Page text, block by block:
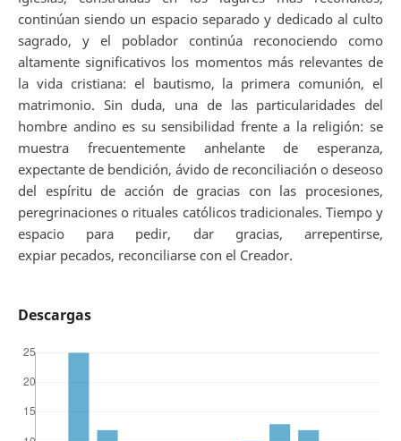
continúan siendo un espacio separado y dedicado al culto
sagrado, y el poblador continúa reconociendo como
altamente significativos los momentos más relevantes de
la vida cristiana: el bautismo, la primera comunión, el
matrimonio. Sin duda, una de las particularidades del
hombre andino es su sensibilidad frente a la religión: se
muestra frecuentemente anhelante de esperanza,
expectante de bendición, ávido de reconciliación o deseoso
del espíritu de acción de gracias con las procesiones,
peregrinaciones o rituales católicos tradicionales. Tiempo y
espacio para pedir, dar gracias, arrepentirse,
expiar pecados, reconciliarse con el Creador.
Descargas